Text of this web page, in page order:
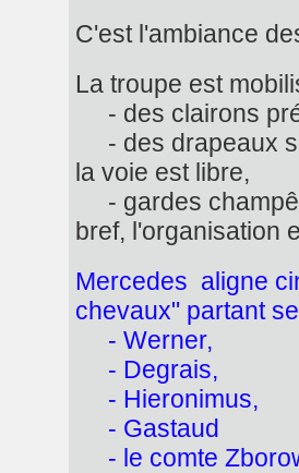
C'est l'ambiance
La troupe est
- des clairons
- des drapeaux
la voie est libre,
- gardes
bref, l'organisation
Mercedes aligne
chevaux" partant
- Werner,
- Degrais,
- Hieronimus,
- Gastaud
- le comte